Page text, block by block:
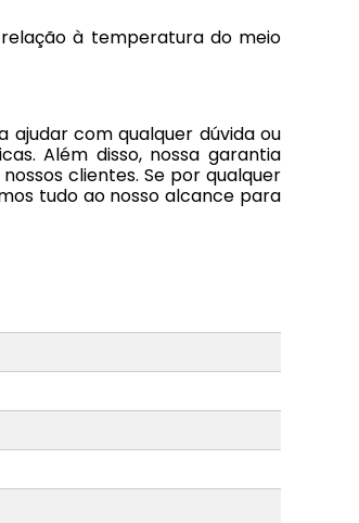
à temperatura do meio
ajudar com qualquer dúvida ou
Além disso, nossa garantia
clientes. Se por qualquer
tudo ao nosso alcance para